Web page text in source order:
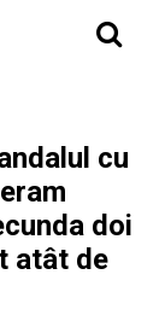
cu
doi
atât de